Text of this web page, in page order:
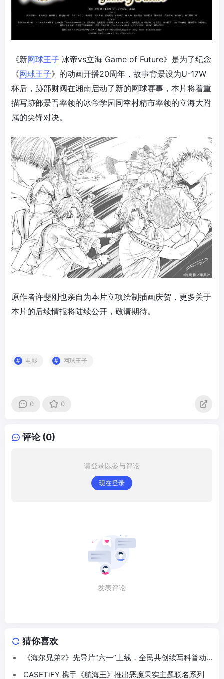
《新网球王子 冰帝vs立海 Game of Future》是为了纪念
《网球王子》的动画开播20周年，故事背景设为U-17W
杯后，跡部财阀在湘南启动了新的网球赛事，本片将着重
描写跡部景吾率领的冰帝学园同幸村精市率领的立海大附
属的尖锋对决。
原作者许斐刚也亲自为本片立项绘制插画庆贺，更多关于
本片的后续情报将陆续公开，敬请期待。
电影 网球王子
0 0
评论 (0)
请登录以参与评论
现在登录
发表评论
猜你喜欢
《海尔兄弟2》先导片“六一”上线，全民共创续写科普动
CASETiFY 携手《航海王》推出恶魔果实主题联名系列